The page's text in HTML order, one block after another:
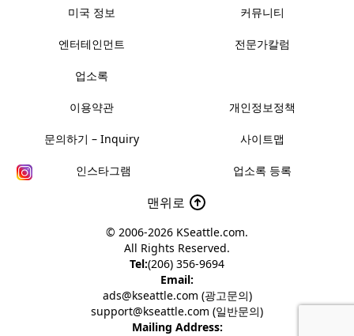
미국 정보 커뮤니티
엔터테인먼트 전문가칼럼
업소록
이용약관 개인정보정책
문의하기 – Inquiry 사이트맵
인스타그램 업소록 등록
맨위로
© 2006-2026 KSeattle.com.
All Rights Reserved.
Tel:(206) 356-9694
Email:
ads@kseattle.com (광고문의)
support@kseattle.com (일반문의)
Mailing Address: